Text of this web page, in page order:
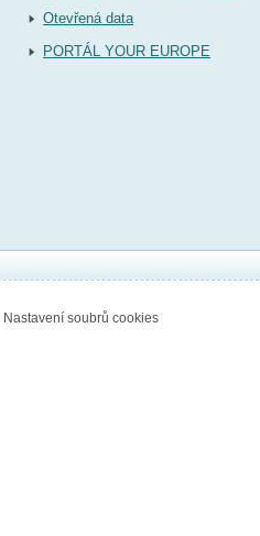
Otevřená data
PORTÁL YOUR EUROPE
Nastavení soubrů cookies